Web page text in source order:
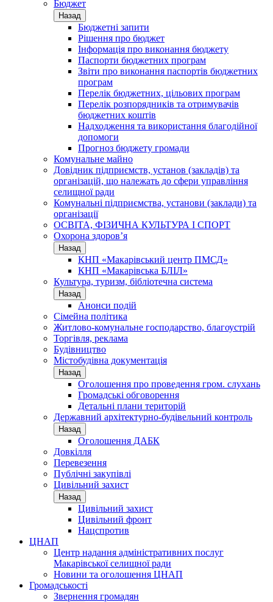
Бюджет
Назад
Бюджетні запити
Рішення про бюджет
Інформація про виконання бюджету
Паспорти бюджетних програм
Звіти про виконання паспортів бюджетних
програм
Перелік бюджетних, цільових програм
Перелік розпорядників та отримувачів
бюджетних коштів
Надходження та використання благодійної
допомоги
Прогноз бюджету громади
Комунальне майно
Довідник підприємств, установ (закладів) та
організацій, що належать до сфери управління
селищної ради
Комунальні підприємства, установи (заклади) та
організації
ОСВІТА, ФІЗИЧНА КУЛЬТУРА І СПОРТ
Охорона здоров’я
Назад
КНП «Макарівський центр ПМСД»
КНП «Макарівська БЛІЛ»
Культура, туризм, бібліотечна система
Назад
Анонси подій
Сімейна політика
Житлово-комунальне господарство, благоустрій
Торгівля, реклама
Будівництво
Містобудівна документація
Назад
Оголошення про проведення гром. слухань
Громадські обговорення
Детальні плани територій
Державний архітектурно-будівельний контроль
Назад
Оголошення ДАБК
Довкілля
Перевезення
Публічні закупівлі
Цивільний захист
Назад
Цивільний захист
Цивільний фронт
Нацспротив
ЦНАП
Центр надання адміністративних послуг
Макарівської селищної ради
Новини та оголошення ЦНАП
Громадськості
Звернення громадян